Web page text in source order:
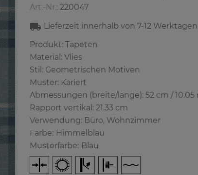
Art.-Nr.: 220047
Lieferzeit innerhalb von 7-12 Werktagen
Produkt: Tapeten
Material: Vlies
Stil: Geometrischen Motiven
Muster: Kariert
Abmessungen (breite/lange): 52 cm / 10.05
Rapport vertikal: 21.33 cm
Verwendung: Büro, Wohnzimmer
Farbe: Himmelblau
Musterfarbe: Blau